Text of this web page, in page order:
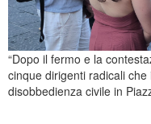
“Dopo il fermo e la
cinque dirigenti radicali
disobbedienza civile in